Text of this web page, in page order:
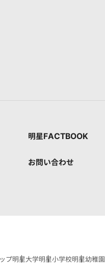
明星FACTBOOK
お問い合わせ
プ明星大学明星小学校明星幼稚園